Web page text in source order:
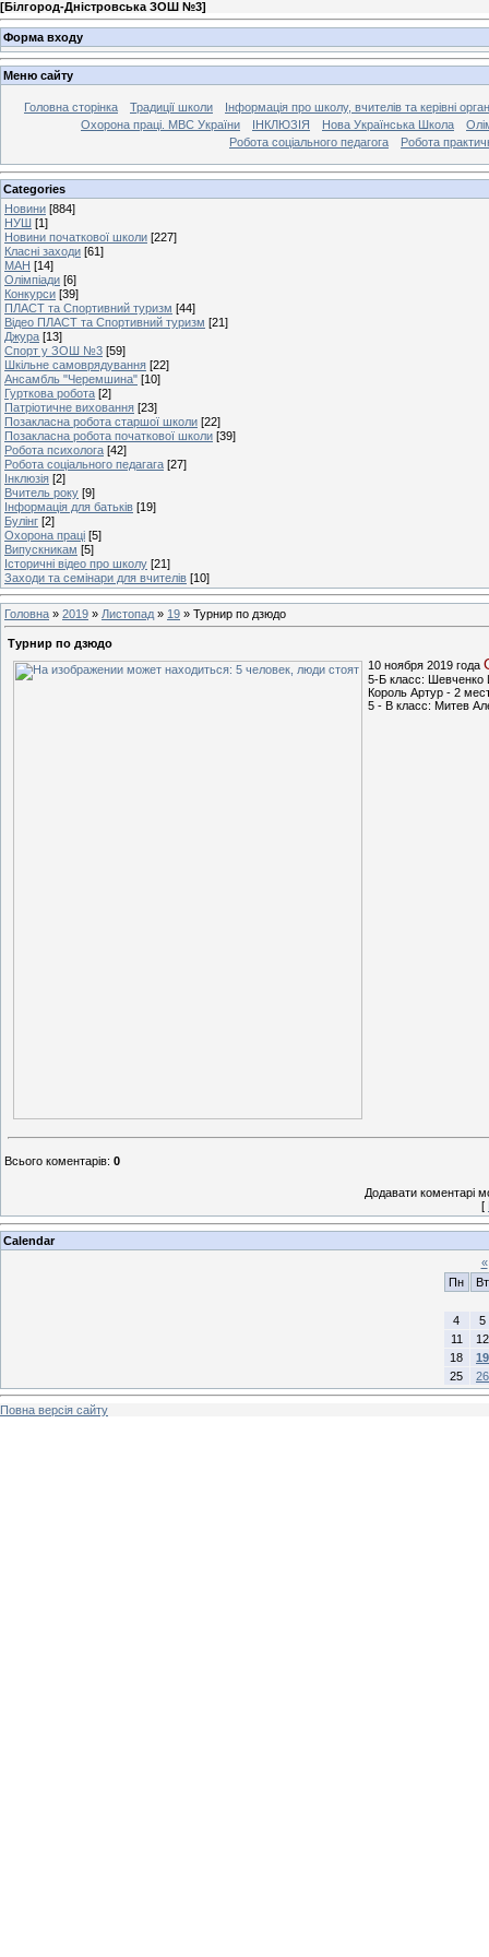
[Білгород-Дністровська ЗОШ №3]
Форма входу
Меню сайту
Головна сторінка Традиції школи
Інформація про школу, вчителів та керівні
Охорона праці. МВС України
ІНКЛЮЗІЯ Нова Українська Школа
Робота соціального педагога
Робота
Categories
Новини [884]
НУШ [1]
Новини початкової школи [227]
Класні заходи [61]
МАН [14]
Олімпіади [6]
Конкурси [39]
ПЛАСТ та Спортивний туризм [44]
Відео ПЛАСТ та Спортивний туризм [21]
Джура [13]
Спорт у ЗОШ №3 [59]
Шкільне самоврядування [22]
Ансамбль "Черемшина" [10]
Гурткова робота [2]
Патріотичне виховання [23]
Позакласна робота старшої школи [22]
Позакласна робота початкової школи [39]
Робота психолога [42]
Робота соціального педагага [27]
Інклюзія [2]
Вчитель року [9]
Інформація для батьків [19]
Булінг [2]
Охорона праці [5]
Випускникам [5]
Історичні відео про школу [21]
Заходи та семінари для вчителів [10]
Головна » 2019 » Листопад » 19 » Турнир по дзюдо
Турнир по дзюдо
10 ноября 2019 года
5-Б класс: Шевченко
Король Артур - 2
5 - В класс: Митев
Всього коментарів: 0
Додавати коментарі
[
Calendar
«
Пн
Вт
4
5
11
12
18
19
25
26
Повна версія сайту